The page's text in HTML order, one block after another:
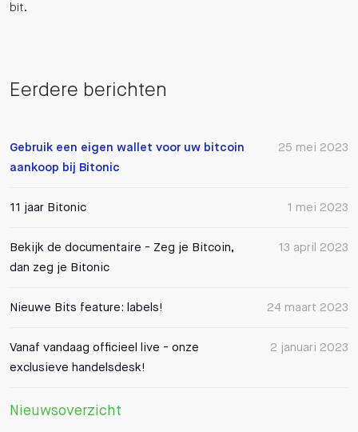
bit.
Eerdere berichten
25 mei 2023
Gebruik een eigen wallet voor uw bitcoin
aankoop bij Bitonic
1 mei 2023
11 jaar Bitonic
13 april 2023
Bekijk de documentaire - Zeg je Bitcoin,
dan zeg je Bitonic
24 maart 2023
Nieuwe Bits feature: labels!
2 januari 2023
Vanaf vandaag officieel live - onze
exclusieve handelsdesk!
Nieuwsoverzicht